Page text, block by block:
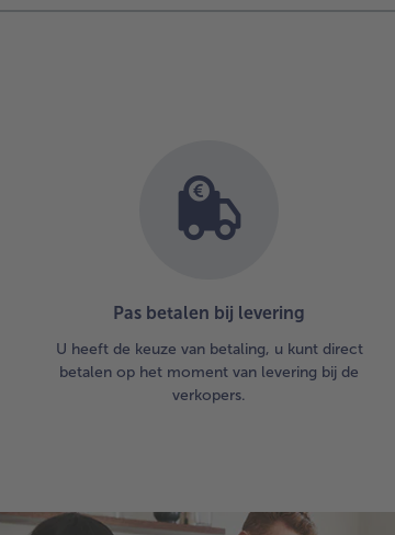
Pas betalen bij levering
U heeft de keuze van betaling, u kunt direct
betalen op het moment van levering bij de
verkopers.